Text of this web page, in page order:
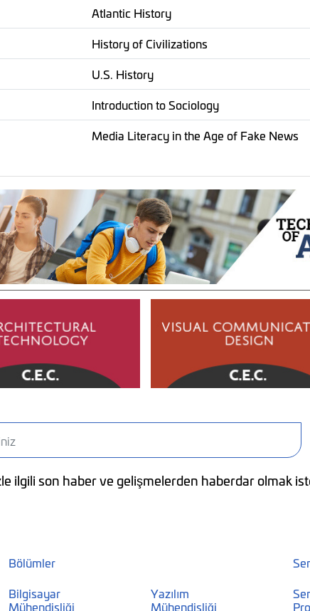
Atlantic History
History of Civilizations
U.S. History
Introduction to Sociology
Media Literacy in the Age of Fake News
ilgili son haber ve gelişmelerden haberdar olmak
Bölümler
Bilgisayar
Mühendisliği
Yazılım
Mühendisliği